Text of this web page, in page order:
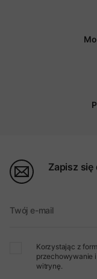
Zapisz się
Twój e-mail
Korzystając z
przechowywanie
witrynę.